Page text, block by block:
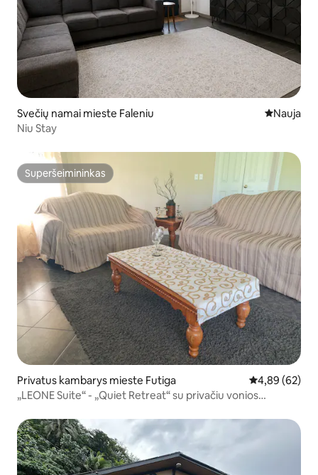
Svečių namai mieste Faleniu Nauja
Nauja
Niu Stay
Superšeimininkas
Superšeimininkas
Privatus kambarys mieste Futiga Vidutinis
4,89 (62)
„LEONE Suite“ - „Quiet Retreat“ su privačiu vonios